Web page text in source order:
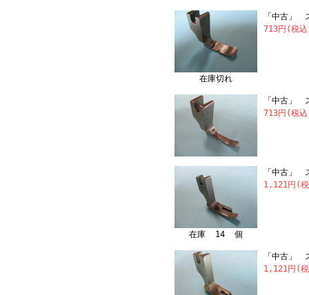
在庫切れ
「中古」
713円(税
「中古」
713円(税
在庫 14 個
「中古」
1,121円(
「中古」
1,121円(